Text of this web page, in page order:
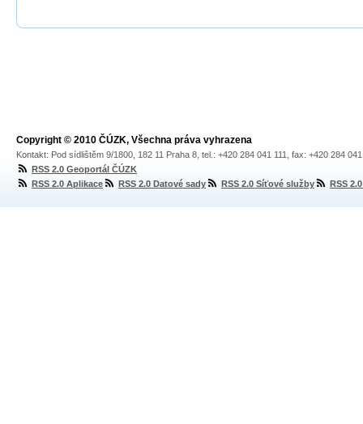
Copyright © 2010 ČÚZK, Všechna práva vyhrazena
Kontakt: Pod sídlištěm 9/1800, 182 11 Praha 8, tel.: +420 284 041 111, fax: +420 284
RSS 2.0 Geoportál ČÚZK
RSS 2.0 Aplikace
RSS 2.0 Datové sady RSS 2.0 Síťové služby RSS